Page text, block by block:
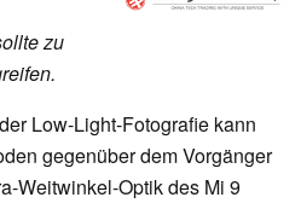
zu
Low-Light-Fotografie kann
gegenüber dem Vorgänger
Weitwinkel-Optik des Mi 9